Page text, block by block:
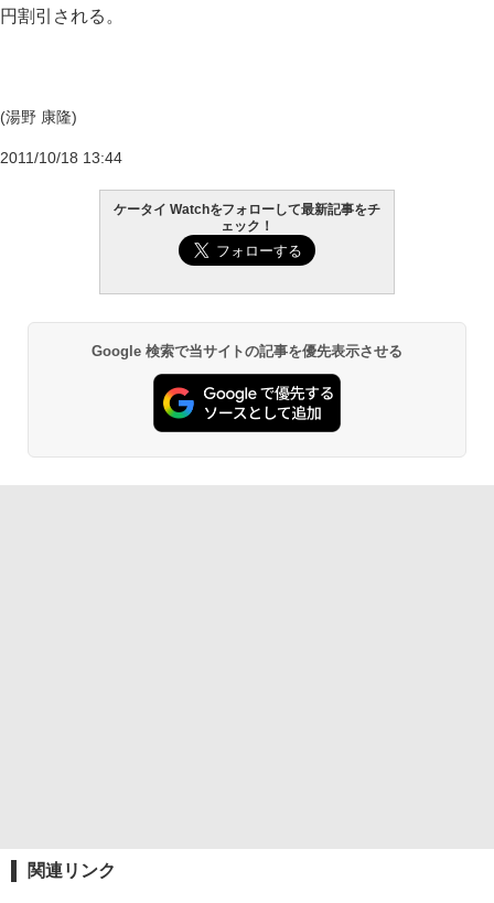
円割引される。
(湯野 康隆)
2011/10/18 13:44
ケータイ Watchをフォローして最新記事をチ
ェック！
Google 検索で当サイトの記事を優先表示させる
関連リンク